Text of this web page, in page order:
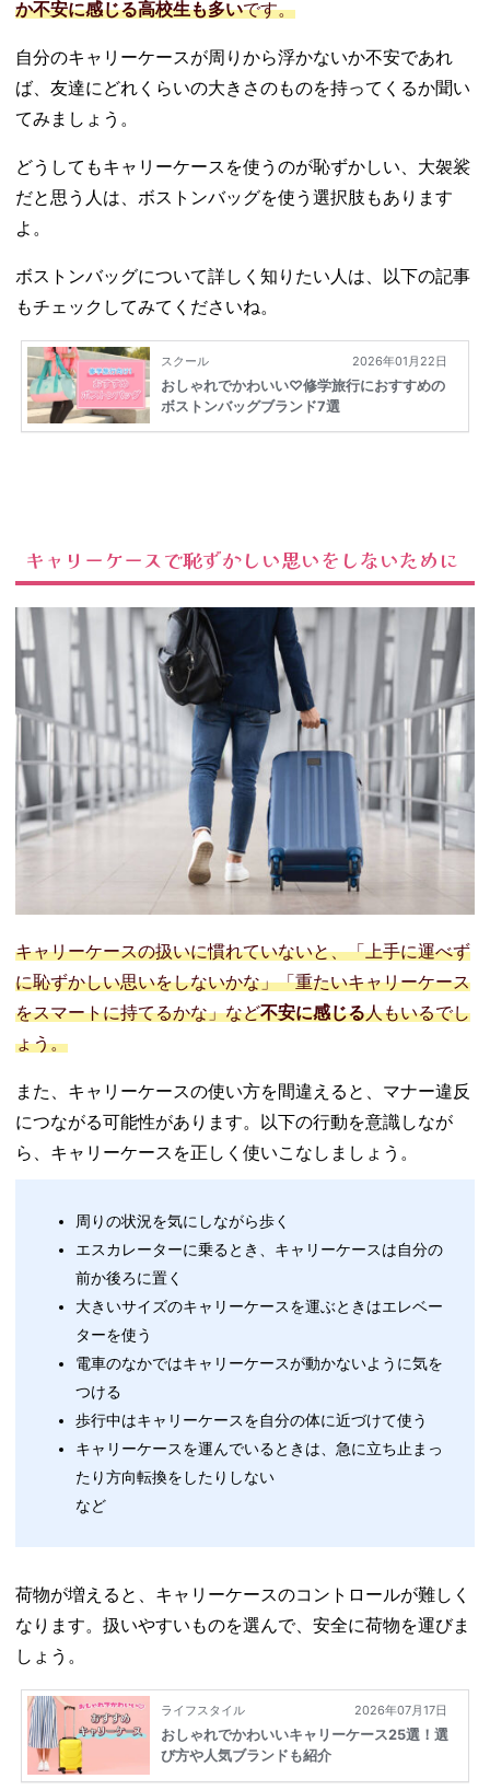
か不安に感じる高校生も多いです。
自分のキャリーケースが周りから浮かないか不安であれ
ば、友達にどれくらいの大きさのものを持ってくるか聞い
てみましょう。
どうしてもキャリーケースを使うのが恥ずかしい、大袈裟
だと思う人は、ボストンバッグを使う選択肢もあります
よ。
ボストンバッグについて詳しく知りたい人は、以下の記事
もチェックしてみてくださいね。
キャリーケースで恥ずかしい思いをしないために
キャリーケースの扱いに慣れていないと、「上手に運べず
に恥ずかしい思いをしないかな」「重たいキャリーケース
をスマートに持てるかな」など不安に感じる人もいるでし
ょう。
また、キャリーケースの使い方を間違えると、マナー違反
につながる可能性があります。以下の行動を意識しなが
ら、キャリーケースを正しく使いこなしましょう。
周りの状況を気にしながら歩く
エスカレーターに乗るとき、キャリーケースは自分の
前か後ろに置く
大きいサイズのキャリーケースを運ぶときはエレベー
ターを使う
電車のなかではキャリーケースが動かないように気を
つける
歩行中はキャリーケースを自分の体に近づけて使う
キャリーケースを運んでいるときは、急に立ち止まっ
たり方向転換をしたりしない
など
荷物が増えると、キャリーケースのコントロールが難しく
なります。扱いやすいものを選んで、安全に荷物を運びま
しょう。